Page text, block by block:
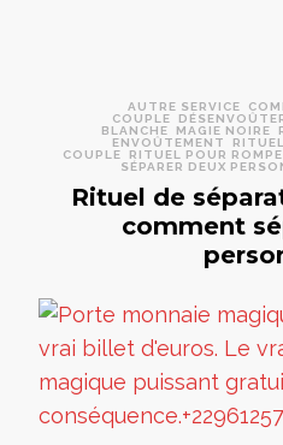
AUTRE SERVICE
COUPLE
BLANCHE
MAGIE NOIRE
ENVOÛTEMENT
COUPLE
RITUEL POUR
SÉPARER DEUX
Rituel de
comment